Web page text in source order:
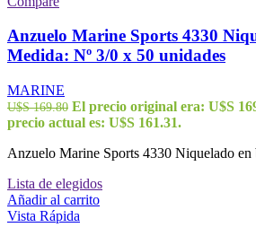
Anzuelo Marine Sports 4330
Medida: Nº 3/0 x 50 unidades
MARINE
U$S169.80 El precio original era: U$S
precio actual es: U$S 161.31.
Anzuelo Marine Sports 4330 Niquelado en
Lista de elegidos
Añadir al carrito
Vista Rápida